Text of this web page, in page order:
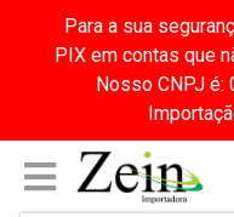
Para a sua
PIX em contas que
Nosso CNPJ